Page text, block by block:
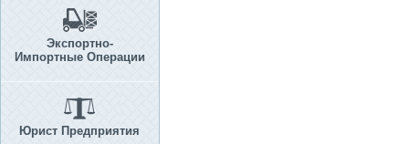
Экспортно-
Импортные Операции
Юрист Предприятия